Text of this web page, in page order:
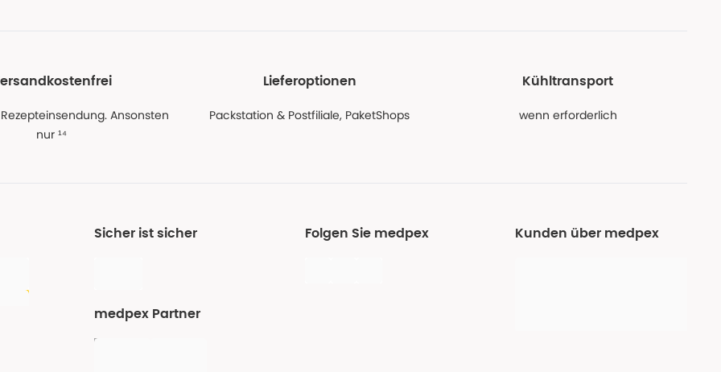
Ansonsten
nur ¹⁴
Lieferoptionen
Packstation & Postfiliale, PaketShops
Kühltransport
wenn erforderlich
Sicher ist sicher
medpex Partner
Folgen Sie medpex Kunden über medpex